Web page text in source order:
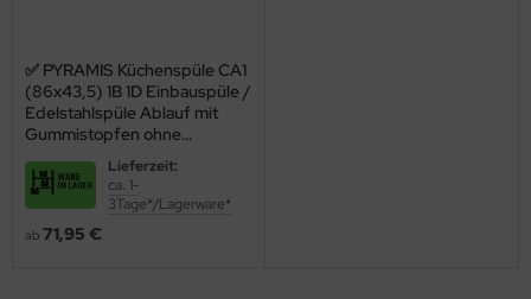
✅ PYRAMIS Küchenspüle CA1
(86x43,5) 1B 1D Einbauspüle /
Edelstahlspüle Ablauf mit
Gummistopfen ohne
Hahnlochbohrung
Lieferzeit:
ca. 1-
3Tage*/Lagerware*
ab 71,95 €